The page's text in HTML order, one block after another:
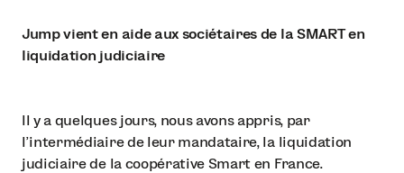
Jump vient en aide aux sociétaires de la SMART en
liquidation judiciaire
Il y a quelques jours, nous avons appris, par
l'intermédiaire de leur mandataire, la liquidation
judiciaire de la coopérative Smart en France.